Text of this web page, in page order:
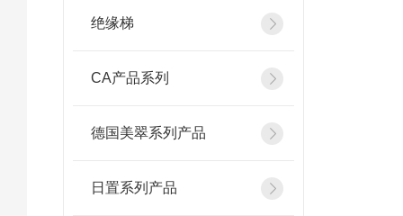
绝缘梯
CA产品系列
德国美翠系列产品
日置系列产品